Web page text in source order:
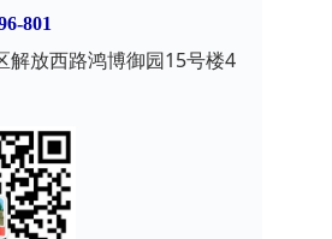
801
解放西路鸿博御园15号楼4